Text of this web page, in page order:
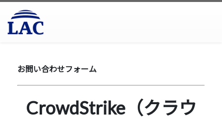
お問い合わせフォーム
CrowdStrike（クラウ